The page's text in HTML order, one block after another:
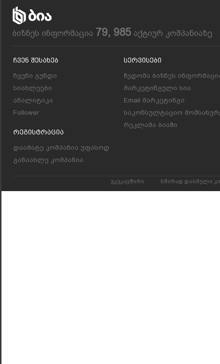
ბიზნეს ინფორმაცია 79, 985 აქტიურ კომპანიაზე
Ჩვენ Შესახებ
ჩვენი გუნდი
სიახლეები
ანალიტიკა
Follower
Რეგისტრაცია
დაამატე კომპანია უფასოდ
განაახლე კომპანია
Სერვისები
წვდომა ბიზნეს
მარკეტინგული სია
Email მარკეტინგი
საკონსულტაციო
რეკლამა ბიაში
უკუკავშირი ხშირად დასმული